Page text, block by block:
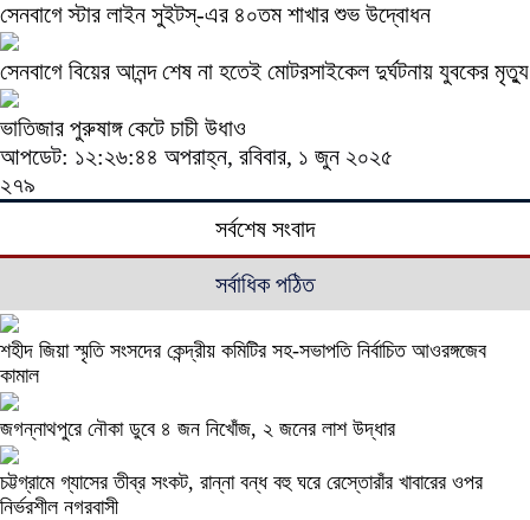
সেনবাগে স্টার লাইন সুইটস্-এর ৪০তম শাখার শুভ উদ্বোধন
সেনবাগে বিয়ের আনন্দ শেষ না হতেই মোটরসাইকেল দুর্ঘটনায় যুবকের মৃত্যু
ভাতিজার পুরুষাঙ্গ কেটে চাচী উধাও
আপডেট: ১২:২৬:৪৪ অপরাহ্ন, রবিবার, ১ জুন ২০২৫
২৭৯
সর্বশেষ সংবাদ
সর্বাধিক পঠিত
শহীদ জিয়া স্মৃতি সংসদের কেন্দ্রীয় কমিটির সহ-সভাপতি নির্বাচিত আওরঙ্গজেব
কামাল
জগন্নাথপুরে নৌকা ডুবে ৪ জন নিখোঁজ, ২ জনের লাশ উদ্ধার
চট্টগ্রামে গ্যাসের তীব্র সংকট, রান্না বন্ধ বহু ঘরে রেস্তোরাঁর খাবারের ওপর
নির্ভরশীল নগরবাসী